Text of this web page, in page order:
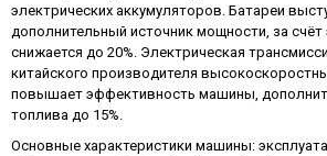
электрических аккумуляторов. Батареи
дополнительный источник мощности, за счёт
снижается до 20%. Электрическая
китайского производителя
повышает эффективность машины,
топлива до 15%.
Основные характеристики машины: